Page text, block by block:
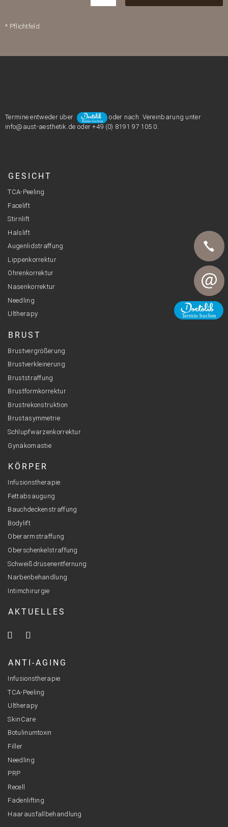
* Pflichtfeld
Termine entweder über
oder nach Vereinbarung unter
info@aust-aesthetik.de oder +49 (0) 8191 97 105 0.
GESICHT
TCA-Peeling
Facelift
Stirnlift
Halslift
Augenlidstraffung
Lippenkorrektur
Ohrenkorrektur
Nasenkorrektur
Needling
Ultherapy
BRUST
Brustvergrößerung
Brustverkleinerung
Bruststraffung
Brustformkorrektur
Brustrekonstruktion
Brustasymmetrie
Schlupfwarzenkorrektur
Gynäkomastie
KÖRPER
Infusionstherapie
Fettabsaugung
Bauchdeckenstraffung
Bodylift
Oberarmstraffung
Oberschenkelstraffung
Schweißdrüsenentfernung
Narbenbehandlung
Intimchirurgie
AKTUELLES
ANTI-AGING
Infusionstherapie
TCA-Peeling
Ultherapy
SkinCare
Botulinumtoxin
Filler
Needling
PRP
Recell
Fadenlifting
Haarausfallbehandlung
Telefon
E-Mail